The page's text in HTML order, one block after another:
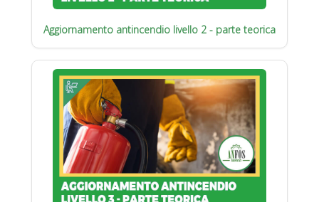
Aggiornamento antincendio livello 2 - parte teorica